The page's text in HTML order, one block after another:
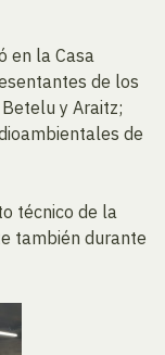
en la Casa
de los
y Araitz;
de
técnico de la
también durante